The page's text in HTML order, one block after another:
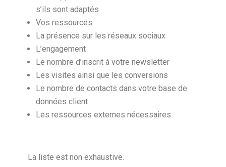
s’ils sont adaptés
Vos ressources
La présence sur les réseaux sociaux
L’engagement
Le nombre d’inscrit à votre newsletter
Les visites ainsi que les conversions
Le nombre de contacts dans votre base de
données client
Les ressources externes nécessaires
La liste est non exhaustive.